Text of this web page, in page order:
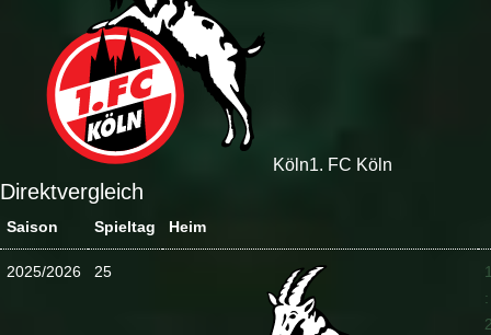
Köln1. FC Köln
Direktvergleich
Saison Spieltag Heim
2025/2026 25
: